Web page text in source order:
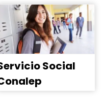
Social